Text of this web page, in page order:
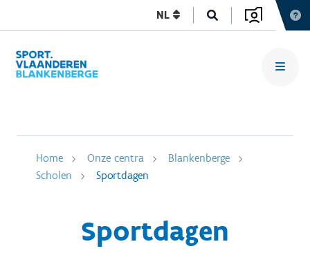
NL
Home Onze centra
Blankenberge
Scholen
Sportdagen
Sportdagen